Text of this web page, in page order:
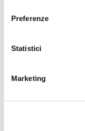
Preferenze
Statistici
Marketing